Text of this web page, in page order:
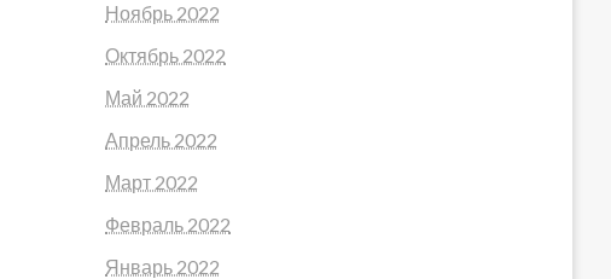
Ноябрь 2022
Октябрь 2022
Май 2022
Апрель 2022
Март 2022
Февраль 2022
Январь 2022